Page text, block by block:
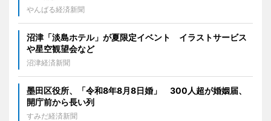
やんばる経済新聞
沼津「淡島ホテル」が夏限定イベント イラストサービス
や星空観望会など
沼津経済新聞
墨田区役所、「令和8年8月8日婚」 300人超が婚姻届、
開庁前から長い列
すみだ経済新聞